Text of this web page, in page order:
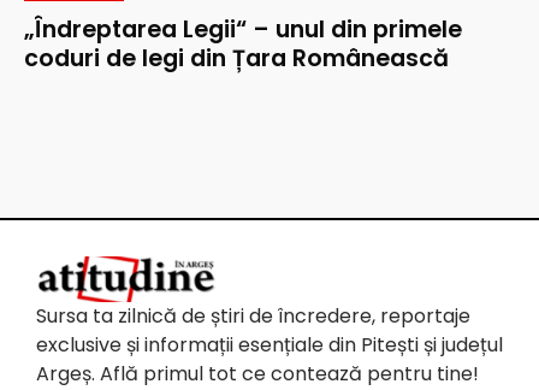
„Îndreptarea Legii“ – unul din primele
coduri de legi din Țara Românească
Sursa ta zilnică de știri de încredere, reportaje
exclusive și informații esențiale din Pitești și județul
Argeș. Află primul tot ce contează pentru tine!